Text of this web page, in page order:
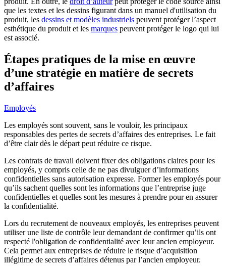
que les textes et les dessins figurant dans un manuel d'utilisation du
produit, les dessins et modèles industriels peuvent protéger l’aspect
esthétique du produit et les marques peuvent protéger le logo qui lui
est associé.
Étapes pratiques de la mise en œuvre
d’une stratégie en matière de secrets
d’affaires
Employés
Les employés sont souvent, sans le vouloir, les principaux
responsables des pertes de secrets d’affaires des entreprises. Le fait
d’être clair dès le départ peut réduire ce risque.
Les contrats de travail doivent fixer des obligations claires pour les
employés, y compris celle de ne pas divulguer d’informations
confidentielles sans autorisation expresse. Former les employés pour
qu’ils sachent quelles sont les informations que l’entreprise juge
confidentielles et quelles sont les mesures à prendre pour en assurer
la confidentialité.
Lors du recrutement de nouveaux employés, les entreprises peuvent
utiliser une liste de contrôle leur demandant de confirmer qu’ils ont
respecté l'obligation de confidentialité avec leur ancien employeur.
Cela permet aux entreprises de réduire le risque d’acquisition
illégitime de secrets d’affaires détenus par l’ancien employeur.